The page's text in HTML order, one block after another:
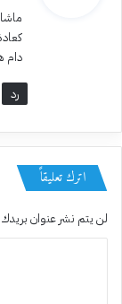
ل
دام
رد
اترك تعليقاً
لن يتم نشر عنوان بريدك